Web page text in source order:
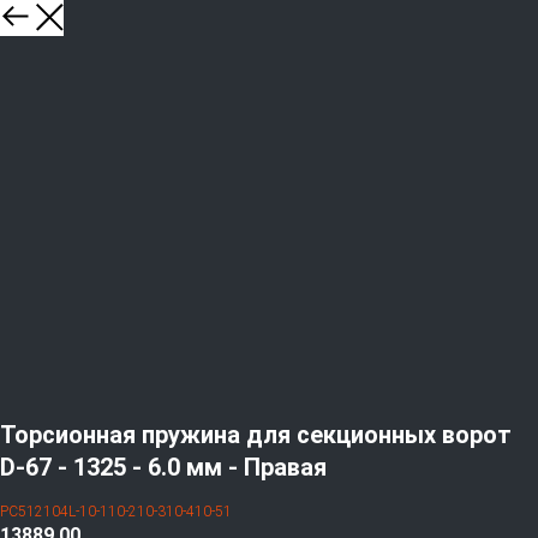
Торсионная пружина для секционных ворот
D-67 - 1325 - 6.0 мм - Правая
PC512104L-10-110-210-310-410-51